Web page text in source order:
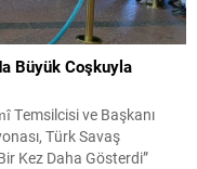
Büyük Coşkuyla
Temsilcisi ve Başkanı
Türk Savaş
Kez Daha Gösterdi”